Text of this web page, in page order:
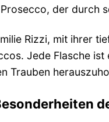
der durch
Rizzi, mit ihrer
Jede Flasche
Trauben